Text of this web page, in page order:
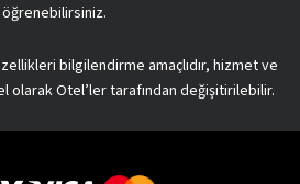
öğrenebilirsiniz.
bilgilendirme amaçlıdır, hizmet ve
olarak Otel’ler tarafından değişitirilebilir.